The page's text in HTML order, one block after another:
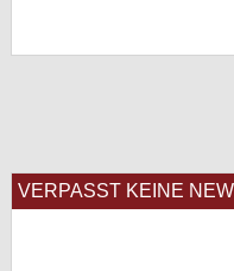
VERPASST KEINE